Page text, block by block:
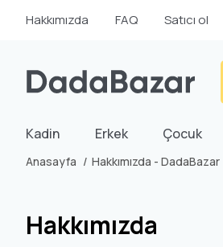
Hakkımızda FAQ Satıcı ol
Kadin Erkek Çocuk
Anasayfa Hakkımızda - DadaBazar
Hakkımızda